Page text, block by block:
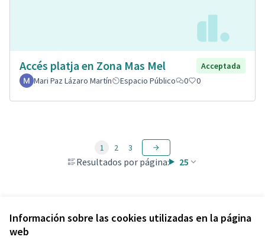
Información sobre las cookies utilizadas en la página
web
Accés platja en Zona Mas Mel
Acceptada
Mari Paz Lázaro Martín
Espacio Público 0 0
Resultados por página: 25
1 2 3
Ver todas las propuestas retiradas